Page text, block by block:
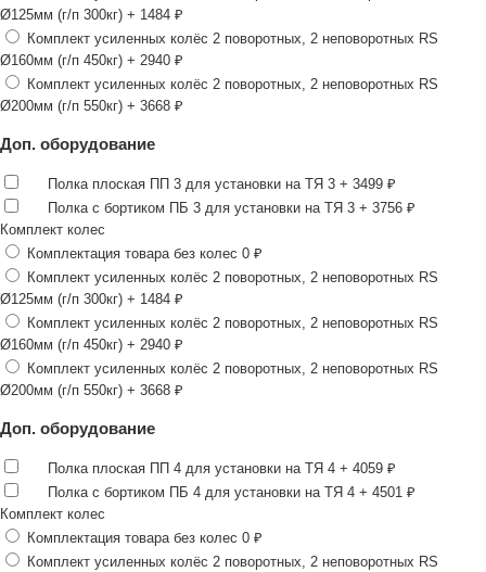
Ø125мм (г/п 300кг) + 1484 ₽
Комплект усиленных колёс 2 поворотных, 2 неповоротных RS
Ø160мм (г/п 450кг) + 2940 ₽
Комплект усиленных колёс 2 поворотных, 2 неповоротных RS
Ø200мм (г/п 550кг) + 3668 ₽
Доп. оборудование
Полка плоская ПП 3 для установки на ТЯ 3 + 3499 ₽
Полка с бортиком ПБ 3 для установки на ТЯ 3 + 3756 ₽
Комплект колес
Комплектация товара без колес 0 ₽
Комплект усиленных колёс 2 поворотных, 2 неповоротных RS
Ø125мм (г/п 300кг) + 1484 ₽
Комплект усиленных колёс 2 поворотных, 2 неповоротных RS
Ø160мм (г/п 450кг) + 2940 ₽
Комплект усиленных колёс 2 поворотных, 2 неповоротных RS
Ø200мм (г/п 550кг) + 3668 ₽
Доп. оборудование
Полка плоская ПП 4 для установки на ТЯ 4 + 4059 ₽
Полка с бортиком ПБ 4 для установки на ТЯ 4 + 4501 ₽
Комплект колес
Комплектация товара без колес 0 ₽
Комплект усиленных колёс 2 поворотных, 2 неповоротных RS